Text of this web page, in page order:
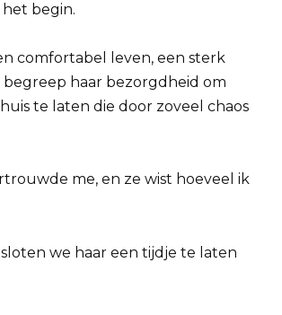
het begin.
comfortabel leven, een sterk
begreep haar bezorgdheid om
te laten die door zoveel chaos
me, en ze wist hoeveel ik
we haar een tijdje te laten